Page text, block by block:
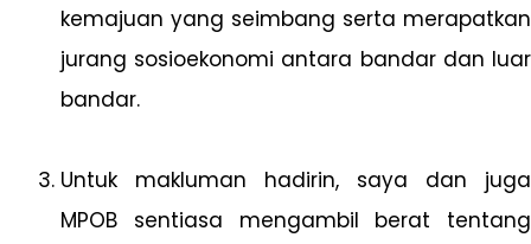
kemajuan yang seimbang serta merapatkan
jurang sosioekonomi antara bandar dan luar
bandar.
Untuk makluman hadirin, saya dan juga
MPOB sentiasa mengambil berat tentang